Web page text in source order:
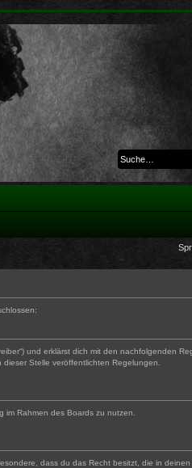
und erklärst dich mit den nachfolgenden
Stelle veröffentlichten Regelungen.
Rahmen des Boards zu nutzen.
dass du das Recht besitzt, die in